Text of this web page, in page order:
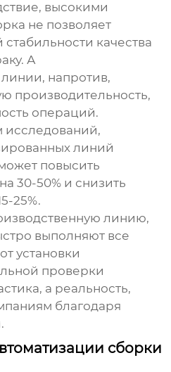
высокими
не позволяет
качества
А
напротив,
производительность,
операций.
линий
повысить
30-50% и снизить
25%.
линию,
выполняют все
установки
проверки
а реальность,
благодаря
сборки